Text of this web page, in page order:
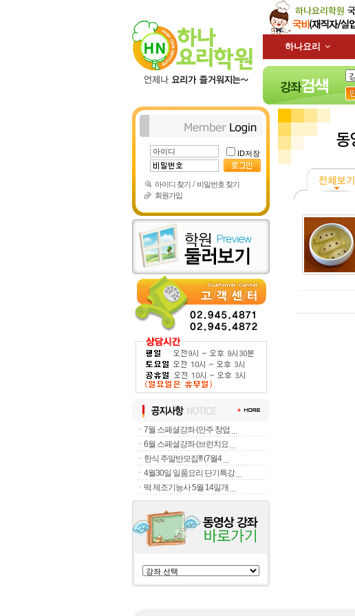
하나요리
ID저장
아이디 찾기 / 비밀번호 찾기
회원가입
ㆍ 7월 스페셜강좌 (안주 창업
ㆍ 6월 스페셜강좌 (브런치요
ㆍ 한식 주말반모집!!! (7월4
ㆍ 4월30일 일품요리 단기특강
ㆍ 떡 제조기능사 5월 14일개